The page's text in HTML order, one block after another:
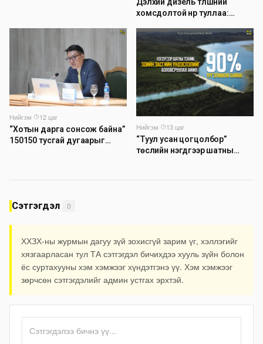
хомсдолтой нүүр туллаа:
компаниуд аюулын дохио
өгч байна
Нийгэм·
12 цаг
“Хотын дарга сонсож байна”
150150 тусгай дугаарыг
Нийгэм·
13 цаг
“Туул усан цогцолбор”
төслийн нэгдүгээр шатны
Сэтгэгдэл 0
ХХЗХ-ны журмын дагуу зүй зохисгүй зарим үг, хэллэгийг
хязгаарласан тул ТА сэтгэгдэл бичихдээ хууль зүйн болон
ёс суртахууны хэм хэмжээг хүндэтгэнэ үү. Хэм хэмжээг
зөрчсөн сэтгэгдэлийг админ устгах эрхтэй.